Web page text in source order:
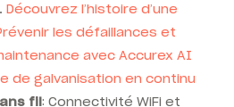
Découvrez l’histoire d’une
les défaillances et
avec Accurex AI
de galvanisation en continu
fil: Connectivité WiFi et